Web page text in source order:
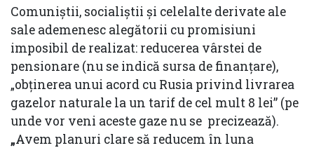
Comuniștii, socialiștii și celelalte derivate ale
sale ademenesc alegătorii cu promisiuni
imposibil de realizat: reducerea vârstei de
pensionare (nu se indică sursa de finanțare),
„obținerea unui acord cu Rusia privind livrarea
gazelor naturale la un tarif de cel mult 8 lei” (pe
unde vor veni aceste gaze nu se precizează).
„Avem planuri clare să reducem în luna